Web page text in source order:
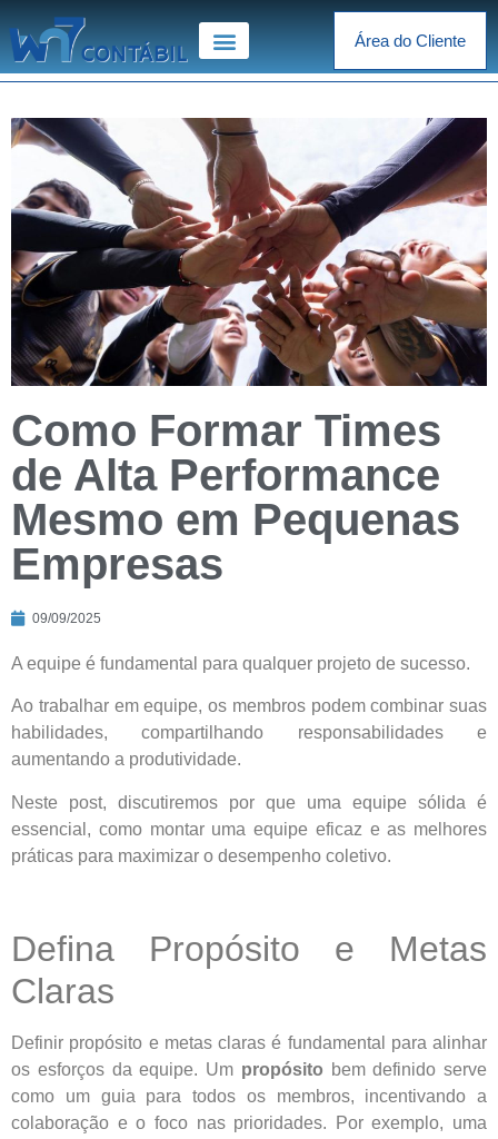
Área do Cliente
Como Formar Times
de Alta Performance
Mesmo em Pequenas
Empresas
09/09/2025
A equipe é fundamental para qualquer projeto de sucesso.
Ao trabalhar em equipe, os membros podem combinar suas
habilidades, compartilhando responsabilidades e
aumentando a produtividade.
Neste post, discutiremos por que uma equipe sólida é
essencial, como montar uma equipe eficaz e as melhores
práticas para maximizar o desempenho coletivo.
Defina Propósito e Metas
Claras
Definir propósito e metas claras é fundamental para alinhar
os esforços da equipe. Um propósito bem definido serve
como um guia para todos os membros, incentivando a
colaboração e o foco nas prioridades. Por exemplo, uma